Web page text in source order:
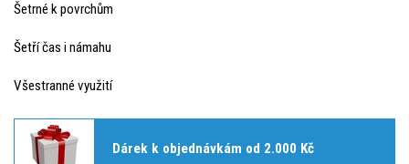
Šetrné k povrchům
Šetří čas i námahu
Všestranné využití
Dárek k objednávkám od 2.000 Kč